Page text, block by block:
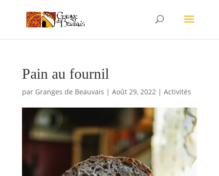
Pain au fournil
par Granges de Beauvais | Août 29, 2022| Activités